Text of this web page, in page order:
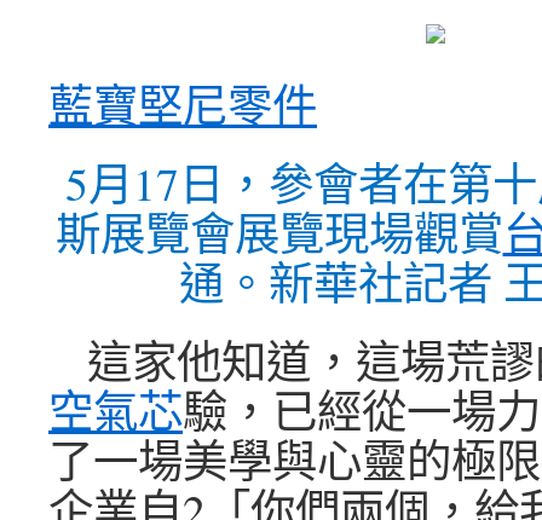
藍寶堅尼零件
5月17日，參會者在第
斯展覽會展覽現場觀賞
通。新華社記者
這家他知道，這場荒
空氣芯驗，已經從一場
了一場美學與心靈的極